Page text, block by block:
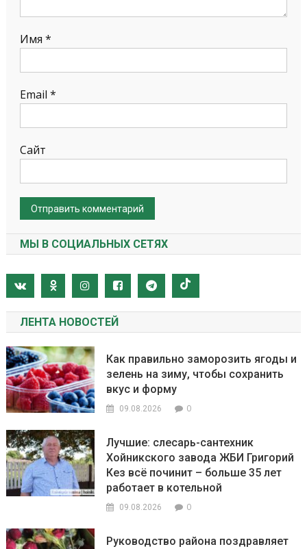
Имя *
Email *
Сайт
МЫ В СОЦИАЛЬНЫХ СЕТЯХ
ЛЕНТА НОВОСТЕЙ
Как правильно заморозить ягоды и
зелень на зиму, чтобы сохранить
вкус и форму
09.08.2026 0
Лучшие: слесарь-сантехник
Хойникского завода ЖБИ Григорий
Кез всё починит – больше 35 лет
работает в котельной
09.08.2026 0
Руководство района поздравляет